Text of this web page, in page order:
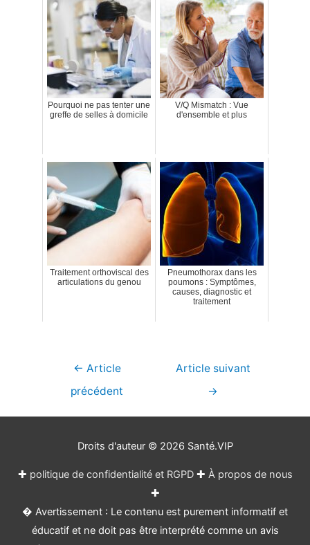
Pourquoi ne pas tenter une
greffe de selles à domicile
V/Q Mismatch : Vue
d'ensemble et plus
Traitement orthoviscal des
articulations du genou
Pneumothorax dans les
poumons : Symptômes,
causes, diagnostic et
traitement
Navigation
← Article
précédent
Article suivant
→
Droits d'auteur © 2026 Santé.VIP
✚ politique de confidentialité et RGPD✚ À propos de nous
✚
� Avertissement : Le contenu est purement informatif et
éducatif et ne doit pas être interprété comme un avis